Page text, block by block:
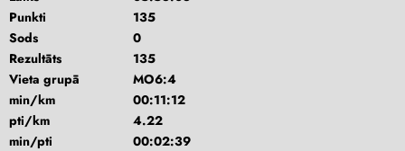
Punkti
135
Sods
0
Rezultāts
135
Vieta grupā
MO6:4
min/km
00:11:12
pti/km
4.22
min/pti
00:02:39